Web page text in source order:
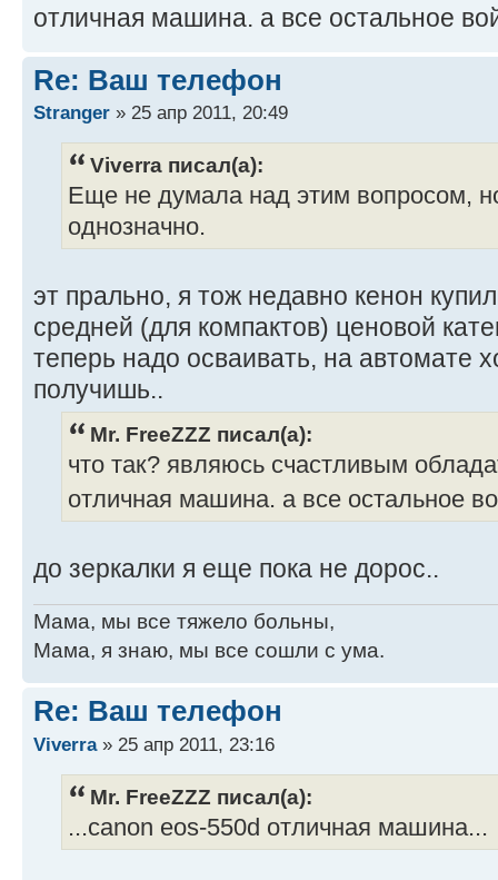
отличная машина. а все остальное
Re: Ваш телефон
Stranger » 25 апр 2011, 20:49
Viverra писал(а):
Еще не думала над этим вопросом,
однозначно.
эт прально, я тож недавно кенон
средней (для компактов) ценовой
теперь надо осваивать, на автомате
получишь..
Mr. FreeZZZ писал(а):
что так? являюсь счастливым
отличная машина. а все остальное
до зеркалки я еще пока не дорос..
Мама, мы все тяжело больны,
Мама, я знаю, мы все сошли с ума.
Re: Ваш телефон
Viverra» 25 апр 2011, 23:16
Mr. FreeZZZ писал(а):
...canon eos-550d отличная машина...